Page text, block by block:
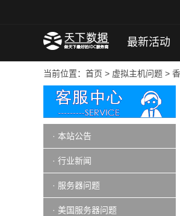
最新活动
当前位置： 首页 > 虚拟主机问题 >
· 本站公告
· 行业新闻
· 服务器问题
· 美国服务器问题